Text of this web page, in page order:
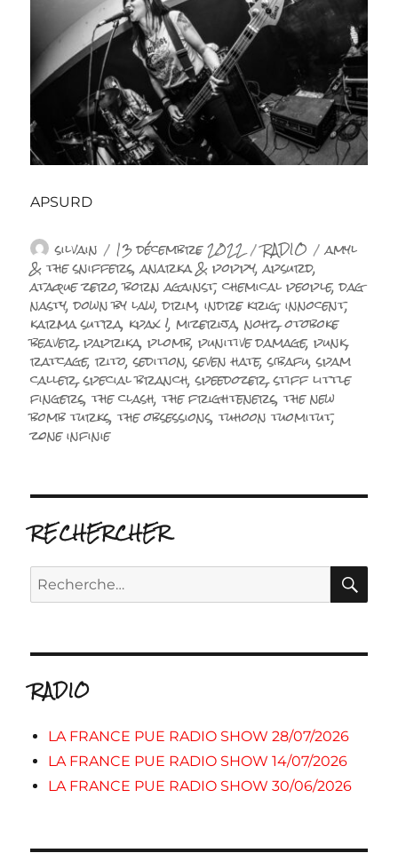
APSURD
Auteur
silvain Publié
le
13 décembre 2022 Catégories
RADIO amyl
& the sniffers,anarka & poppy,apsurd,
ataque zero,born against,chemical people,dag
nasty,down by law,drim,indre krig,innocent,
karma sutra, kpax !,mizerija,nohz,otoboke
beaver,paprika,plomb,punitive damage,punk,
ratcage,rito,sedition,seven hate,sibafu,spam
caller,special branch,speedozer,stiff little
fingers,the clash,the frighteners,the new
bomb turks,the obsessions,tuhoon tuomitut,
zone infinie
RECHERCHER
Recherche
pour :
RADIO
LA FRANCE PUE RADIO SHOW 28/07/2026
LA FRANCE PUE RADIO SHOW 14/07/2026
LA FRANCE PUE RADIO SHOW 30/06/2026